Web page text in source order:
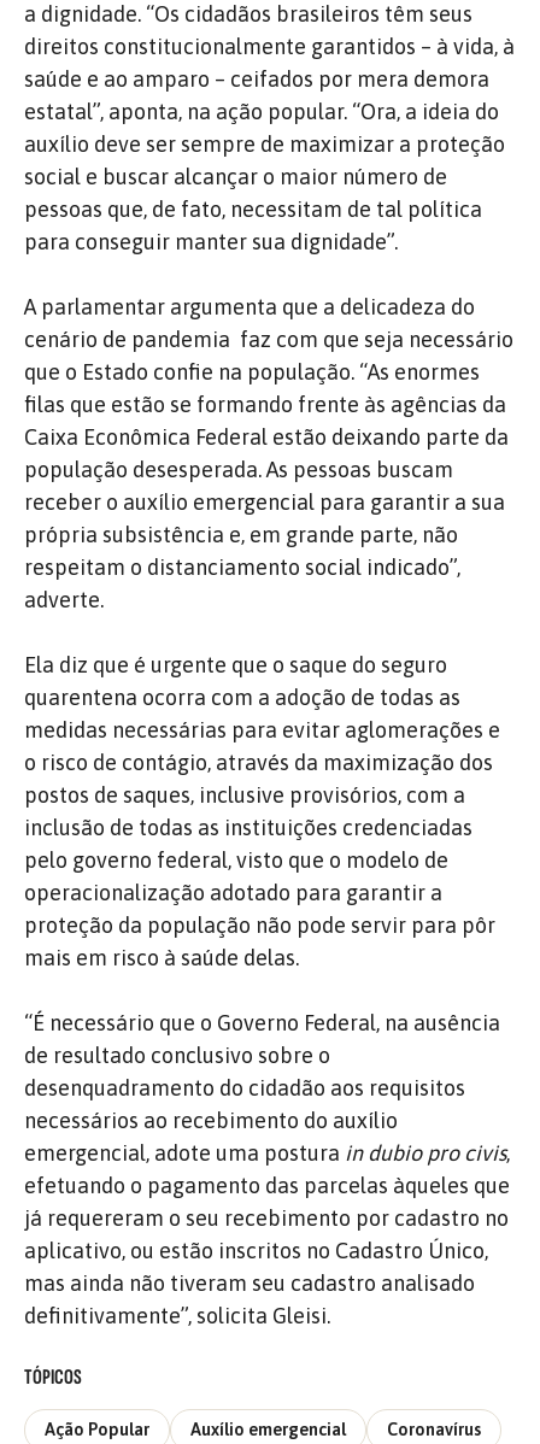
a dignidade. “Os cidadãos brasileiros têm seus
direitos constitucionalmente garantidos – à vida, à
saúde e ao amparo – ceifados por mera demora
estatal”, aponta, na ação popular. “Ora, a ideia do
auxílio deve ser sempre de maximizar a proteção
social e buscar alcançar o maior número de
pessoas que, de fato, necessitam de tal política
para conseguir manter sua dignidade”.
A parlamentar argumenta que a delicadeza do
cenário de pandemia faz com que seja necessário
que o Estado confie na população. “As enormes
filas que estão se formando frente às agências da
Caixa Econômica Federal estão deixando parte da
população desesperada. As pessoas buscam
receber o auxílio emergencial para garantir a sua
própria subsistência e, em grande parte, não
respeitam o distanciamento social indicado”,
adverte.
Ela diz que é urgente que o saque do seguro
quarentena ocorra com a adoção de todas as
medidas necessárias para evitar aglomerações e
o risco de contágio, através da maximização dos
postos de saques, inclusive provisórios, com a
inclusão de todas as instituições credenciadas
pelo governo federal, visto que o modelo de
operacionalização adotado para garantir a
proteção da população não pode servir para pôr
mais em risco à saúde delas.
“É necessário que o Governo Federal, na ausência
de resultado conclusivo sobre o
desenquadramento do cidadão aos requisitos
necessários ao recebimento do auxílio
emergencial, adote uma postura in dubio pro civis,
efetuando o pagamento das parcelas àqueles que
já requereram o seu recebimento por cadastro no
aplicativo, ou estão inscritos no Cadastro Único,
mas ainda não tiveram seu cadastro analisado
definitivamente”, solicita Gleisi.
TÓPICOS
Ação Popular Auxílio emergencial Coronavírus